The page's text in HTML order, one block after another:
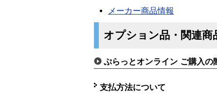
メーカー商品情報
オプション品・関連商
ぷらっとオンライン ご購入の
支払方法について